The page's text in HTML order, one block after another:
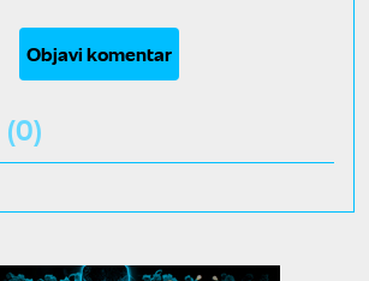
Objavi komentar
(0)